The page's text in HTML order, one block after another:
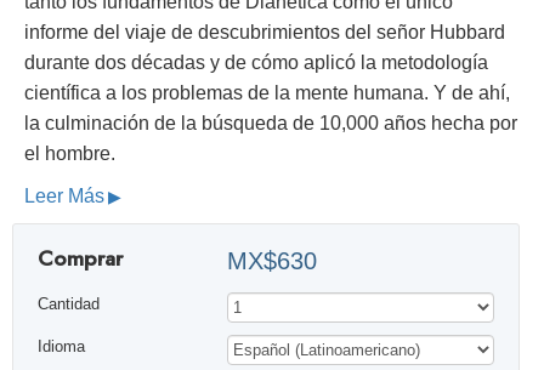
informe del viaje de descubrimientos del señor Hubbard
durante dos décadas y de cómo aplicó la metodología
científica a los problemas de la mente humana. Y de ahí,
la culminación de la búsqueda de 10,000 años hecha por
el hombre.
Leer Más
Comprar MX$630
Cantidad
Idioma